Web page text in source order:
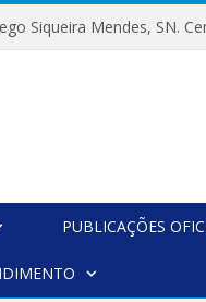
Siqueira Mendes,
PUBLICAÇÕES